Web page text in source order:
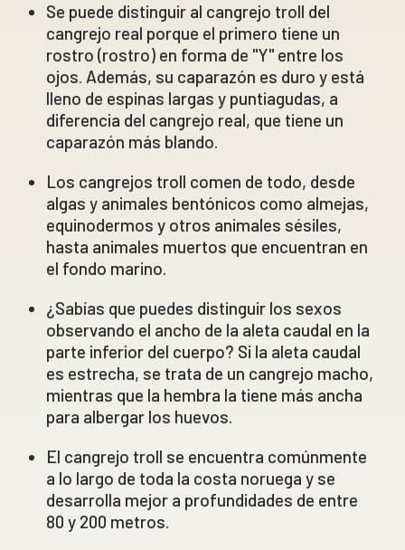
Se puede distinguir al cangrejo troll del
cangrejo real porque el primero tiene un
rostro (rostro) en forma de "Y" entre los
ojos. Además, su caparazón es duro y está
lleno de espinas largas y puntiagudas, a
diferencia del cangrejo real, que tiene un
caparazón más blando.
Los cangrejos troll comen de todo, desde
algas y animales bentónicos como almejas,
equinodermos y otros animales sésiles,
hasta animales muertos que encuentran en
el fondo marino.
¿Sabías que puedes distinguir los sexos
observando el ancho de la aleta caudal en la
parte inferior del cuerpo? Si la aleta caudal
es estrecha, se trata de un cangrejo macho,
mientras que la hembra la tiene más ancha
para albergar los huevos.
El cangrejo troll se encuentra comúnmente
a lo largo de toda la costa noruega y se
desarrolla mejor a profundidades de entre
80 y 200 metros.